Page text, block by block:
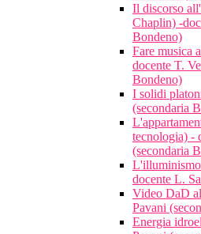
Il discorso
Chaplin) -
Bondeno)
Fare musica
docente T.
Bondeno)
I solidi
(secondaria
tecnologia) -
(secondaria
docente L.
Video DaD
Pavani
Energia